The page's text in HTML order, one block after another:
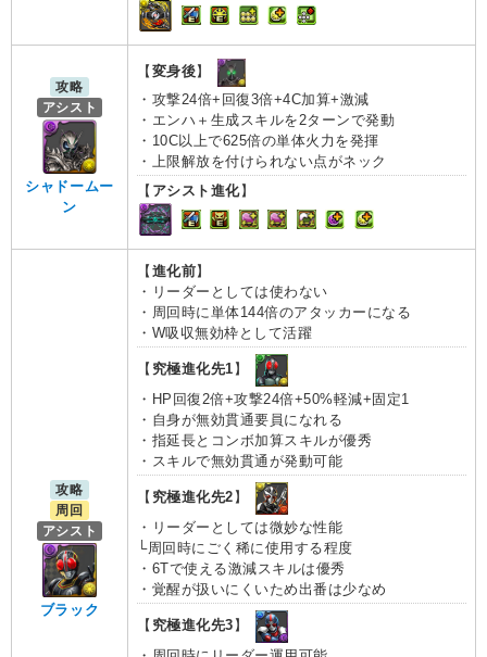
攻略
アシスト
シャドームー
ン
【 変身後】
・攻撃24倍+回復3倍+4C加算+激減
・エンハ＋生成スキルを2ターンで発動
・10C以上で625倍の単体火力を発揮
・上限解放を付けられない点がネック
【 アシスト進化】
攻略
周回
アシスト
ブラック
【 進化前】
・リーダーとしては使わない
・周回時に単体144倍のアタッカーになる
・W吸収無効枠として活躍
【 究極進化先1 】
・HP回復2倍+攻撃24倍+50%軽減+固定1
・自身が無効貫通要員になれる
・指延長とコンボ加算スキルが優秀
・スキルで無効貫通が発動可能
【 究極進化先2 】
・リーダーとしては微妙な性能
└周回時にごく稀に使用する程度
・6Tで使える激減スキルは優秀
・覚醒が扱いにくいため出番は少なめ
【 究極進化先3 】